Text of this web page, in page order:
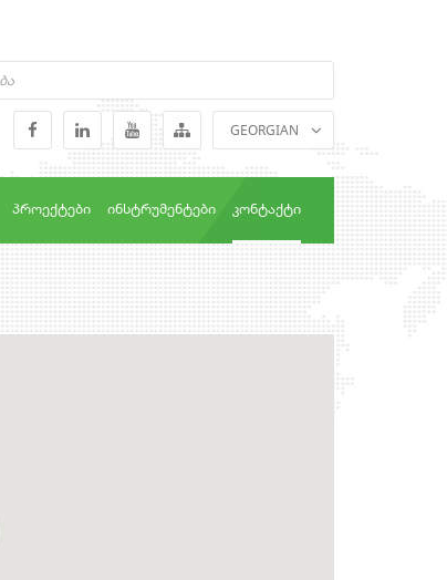
GEORGIAN
ᲞᲠᲝᲔᲥᲢᲔᲑᲘ ᲘᲜᲡᲢᲠᲣᲛᲔᲜᲢᲔᲑᲘ ᲙᲝᲜᲢᲐᲥᲢᲘ